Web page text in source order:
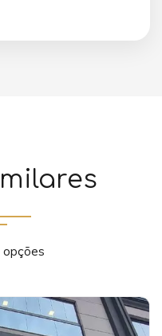
opções